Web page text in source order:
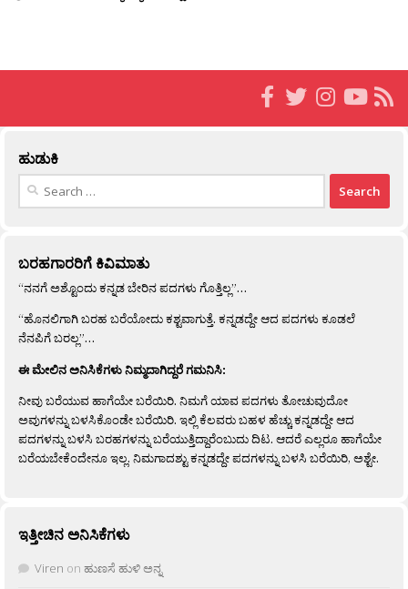
ಹುಡುಕಿ
Search
ಬರಹಗಾರರಿಗೆ ಕಿವಿಮಾತು
“ನನಗೆ ಅಶ್ಟೊಂದು ಕನ್ನಡ ಬೇರಿನ ಪದಗಳು ಗೊತ್ತಿಲ್ಲ”…
“ಹೊನಲಿಗಾಗಿ ಬರಹ ಬರೆಯೋದು ಕಶ್ಟವಾಗುತ್ತೆ. ಕನ್ನಡದ್ದೇ ಆದ ಪದಗಳು ಕೂಡಲೆ
ನೆನಪಿಗೆ ಬರಲ್ಲ”…
ಈ ಮೇಲಿನ ಅನಿಸಿಕೆಗಳು ನಿಮ್ಮದಾಗಿದ್ದರೆ ಗಮನಿಸಿ:
ನೀವು ಬರೆಯುವ ಹಾಗೆಯೇ ಬರೆಯಿರಿ. ನಿಮಗೆ ಯಾವ ಪದಗಳು ತೋಚುವುದೋ
ಅವುಗಳನ್ನು ಬಳಸಿಕೊಂಡೇ ಬರೆಯಿರಿ. ಇಲ್ಲಿ ಕೆಲವರು ಬಹಳ ಹೆಚ್ಚು ಕನ್ನಡದ್ದೇ ಆದ
ಪದಗಳನ್ನು ಬಳಸಿ ಬರಹಗಳನ್ನು ಬರೆಯುತ್ತಿದ್ದಾರೆಂಬುದು ದಿಟ. ಆದರೆ ಎಲ್ಲರೂ ಹಾಗೆಯೇ
ಬರೆಯಬೇಕೆಂದೇನೂ ಇಲ್ಲ. ನಿಮಗಾದಶ್ಟು ಕನ್ನಡದ್ದೇ ಪದಗಳನ್ನು ಬಳಸಿ ಬರೆಯಿರಿ, ಅಶ್ಟೇ.
ಇತ್ತೀಚಿನ ಅನಿಸಿಕೆಗಳು
Viren on ಹುಣಸೆ ಹುಳಿ ಅನ್ನ